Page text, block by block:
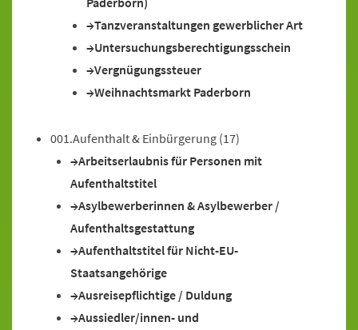
Tanzveranstaltungen gewerblicher Art
Untersuchungsberechtigungsschein
Vergnügungssteuer
Weihnachtsmarkt Paderborn
001.Aufenthalt & Einbürgerung (17)
Arbeitserlaubnis für Personen mit
Aufenthaltstitel
Asylbewerberinnen & Asylbewerber /
Aufenthaltsgestattung
Aufenthaltstitel für Nicht-EU-
Staatsangehörige
Ausreisepflichtige / Duldung
Aussiedler/innen- und